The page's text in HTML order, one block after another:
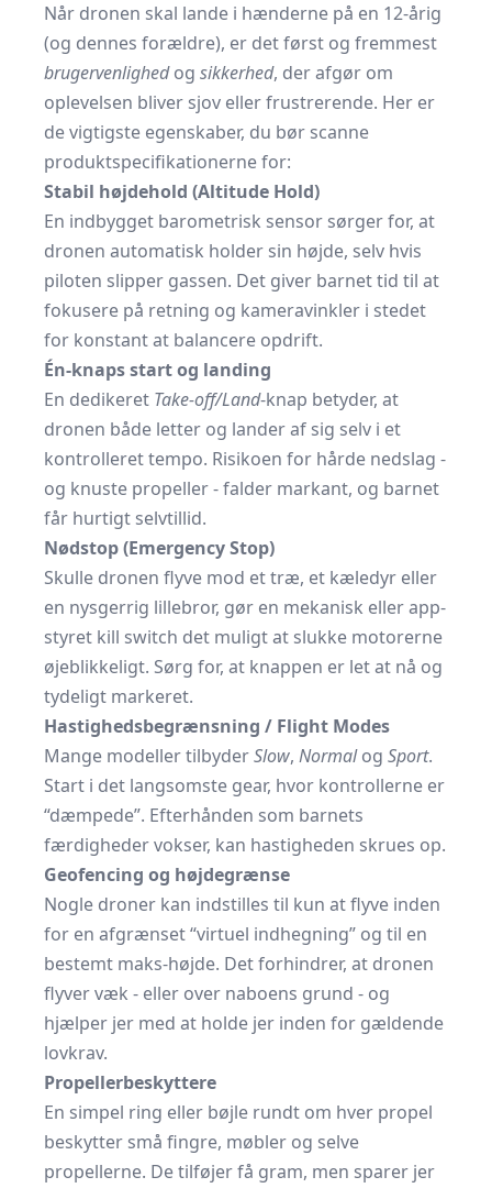
Når dronen skal lande i hænderne på en 12-årig
(og dennes forældre), er det først og fremmest
brugervenlighedog sikkerhed, der afgør om
oplevelsen bliver sjov eller frustrerende. Her er
de vigtigste egenskaber, du bør scanne
produktspecifikationerne for:
Stabil højdehold (Altitude Hold)
En indbygget barometrisk sensor sørger for, at
dronen automatisk holder sin højde, selv hvis
piloten slipper gassen. Det giver barnet tid til at
fokusere på retning og kameravinkler i stedet
for konstant at balancere opdrift.
Én-knaps start og landing
En dedikeret Take-off/Land-knap betyder, at
dronen både letter og lander af sig selv i et
kontrolleret tempo. Risikoen for hårde nedslag -
og knuste propeller - falder markant, og barnet
får hurtigt selvtillid.
Nødstop (Emergency Stop)
Skulle dronen flyve mod et træ, et kæledyr eller
en nysgerrig lillebror, gør en mekanisk eller app-
styret kill switch det muligt at slukke motorerne
øjeblikkeligt. Sørg for, at knappen er let at nå og
tydeligt markeret.
Hastighedsbegrænsning / Flight Modes
Mange modeller tilbyderSlow, Normalog Sport.
Start i det langsomste gear, hvor kontrollerne er
“dæmpede”. Efterhånden som barnets
færdigheder vokser, kan hastigheden skrues op.
Geofencing og højdegrænse
Nogle droner kan indstilles til kun at flyve inden
for en afgrænset “virtuel indhegning” og til en
bestemt maks-højde. Det forhindrer, at dronen
flyver væk - eller over naboens grund - og
hjælper jer med at holde jer inden for gældende
lovkrav.
Propellerbeskyttere
En simpel ring eller bøjle rundt om hver propel
beskytter små fingre, møbler og selve
propellerne. De tilføjer få gram, men sparer jer